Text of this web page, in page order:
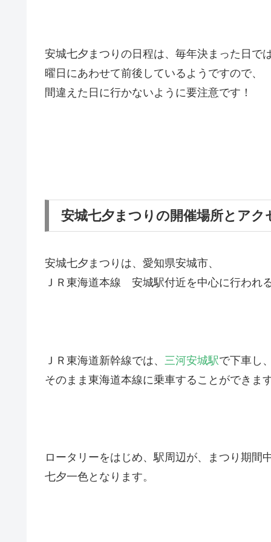
安城七夕まつりの日程は、毎年決まった日で
曜日にあわせて前後しているようですので、
間違えた日に行かないように要注意です！
安城七夕まつりの開催場所とアク
安城七夕まつりは、愛知県安城市、
ＪＲ東海道本線 安城駅付近を中心に行われ
ＪＲ東海道新幹線では、 三河安城駅で下車し、
そのまま東海道本線に乗車することができます
ロータリーをはじめ、駅周辺が、まつり期間
七夕一色となります。